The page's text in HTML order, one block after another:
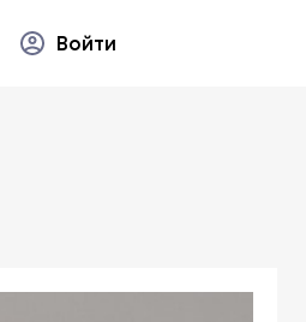
Войти